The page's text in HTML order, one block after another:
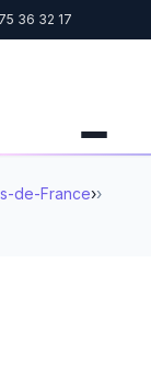
36 32 17
de-France›